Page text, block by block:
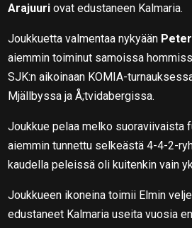
Arajuuri ovat edustaneen Kalmaria.
Joukkuetta valmentaa nykyään
aiemmin toiminut samoissa
SJK:n aikoinaan KOMIA-
Mjällbyssa ja Å;tvidabergissa.
Joukkue pelaa melko suoraviivaista
aiemmin tunnettu selkeästä 4-4-2-
kaudella peleissä oli kuitenkin vain
Joukkueen ikoneina toimii Elmin
edustaneet Kalmaria useita vuosia